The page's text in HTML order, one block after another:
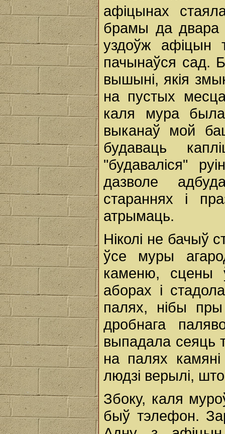
афіцынах
брамы да двара
уздоўж афіцын
пачынаўся сад.
вышыні, якія
на пустых
каля мура
выканаў мой
будаваць
"будаваліся"
дазволе
стараннях і
атрымаць.
Ніколі не бачыў
ўсе муры
каменю, сцены
аборах і
палях, нібы пры
дробнага
выпадала сеяць
на палях
людзі верылі,
Збоку, каля
быў тэлефон.